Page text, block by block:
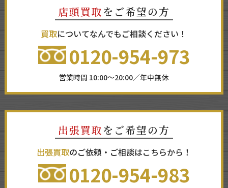
店頭買取 をご希望の方
買取についてなんでもご相談ください！
0120-954-973
営業時間 10:00～20:00／年中無休
出張買取 をご希望の方
出張買取のご依頼・ご相談はこちらから！
0120-954-983